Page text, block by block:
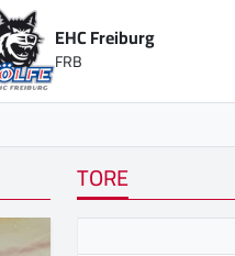
EHC Freiburg
FRB
TORE